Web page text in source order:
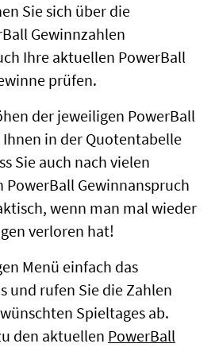
Sie sich über die
Gewinnzahlen
Ihre aktuellen PowerBall
prüfen.
der jeweiligen PowerBall
in der Quotentabelle
Sie auch nach vielen
PowerBall Gewinnanspruch
wenn man mal wieder
verloren hat!
Menü einfach das
und rufen Sie die Zahlen
Spieltages ab.
den aktuellen PowerBall